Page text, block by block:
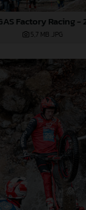
5,7 MB .JPG